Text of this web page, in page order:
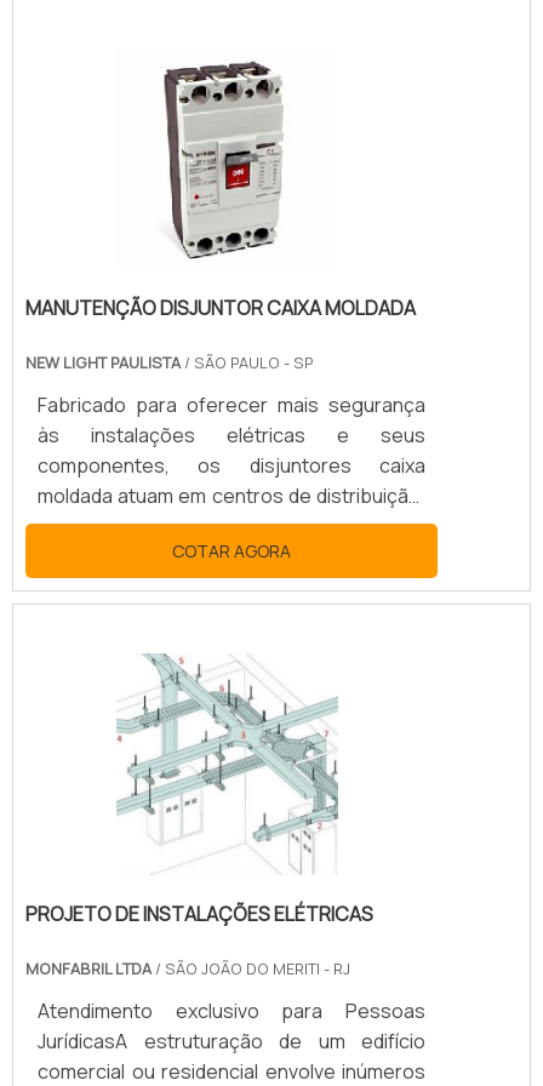
periodicamente visto que ela que auxilia na
redução dos riscos, além de estender a
vida útil do equipamento. Já a manutenção
reativa é motivada por um erro existent.
MANUTENÇÃO DISJUNTOR CAIXA MOLDADA
NEW LIGHT PAULISTA/ SÃO PAULO - SP
Fabricado para oferecer mais segurança
às instalações elétricas e seus
componentes, os disjuntores caixa
moldada atuam em centros de distribuição,
motores de máquinas e geradores de
todos os tipos e potência.O PRODUTO
APRESENTA DIVERSOS MODELOSPor ser
disjuntor caixa moldada é extremamente
necessária, sobretudo contra
intervenções externas, como os impactos,
devido à sua estrutura totalmente
protegida, fabricada com caixa sob medida
termoplástica que deixa.
COTAR AGORA
PROJETO DE INSTALAÇÕES ELÉTRICAS
MONFABRIL LTDA/ SÃO JOÃO DO MERITI - RJ
Atendimento exclusivo para Pessoas
JurídicasA estruturação de um edifício
comercial ou residencial envolve inúmeros